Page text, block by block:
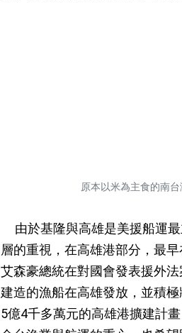
原本以米為主食的南
由於基隆與高雄是美援船運
層的重視，在高雄港部分，最
艾森豪總統在對國會發表援外
建造的漁船在高雄發放，並積
5億4千多萬元的高雄港擴建計